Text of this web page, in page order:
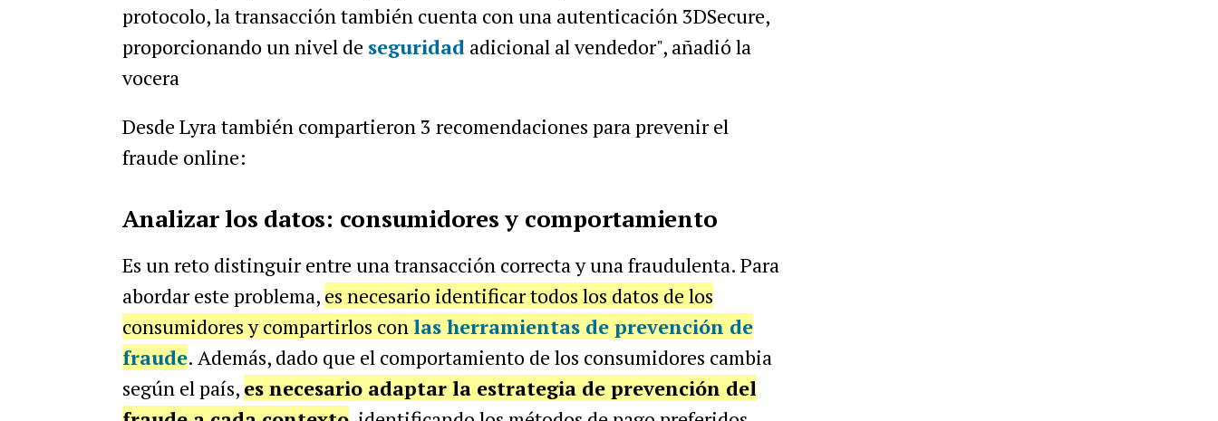
protocolo, la transacción también cuenta con una autenticación 3DSecure,
proporcionando un nivel de seguridadadicional al vendedor", añadió la
vocera
Desde Lyra también compartieron 3 recomendaciones para prevenir el
fraude online:
Analizar los datos: consumidores y comportamiento
Es un reto distinguir entre una transacción correcta y una fraudulenta. Para
abordar este problema, es necesario identificar todos los datos de los
consumidores y compartirlos conlas herramientas de prevención de
fraude. Además, dado que el comportamiento de los consumidores cambia
según el país, es necesario adaptar la estrategia de prevención del